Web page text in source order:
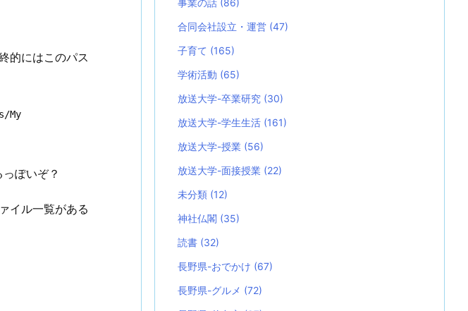
的にはこのパス
My
ぽいぞ？
イル一覧がある
事業の話 (86)
合同会社設立・運営 (47)
子育て (165)
学術活動 (65)
放送大学-卒業研究 (30)
放送大学-学生生活 (161)
放送大学-授業 (56)
放送大学-面接授業 (22)
未分類 (12)
神社仏閣 (35)
読書 (32)
長野県-おでかけ (67)
長野県-グルメ (72)